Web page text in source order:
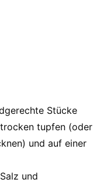
Stücke
tupfen (oder
und auf einer
und